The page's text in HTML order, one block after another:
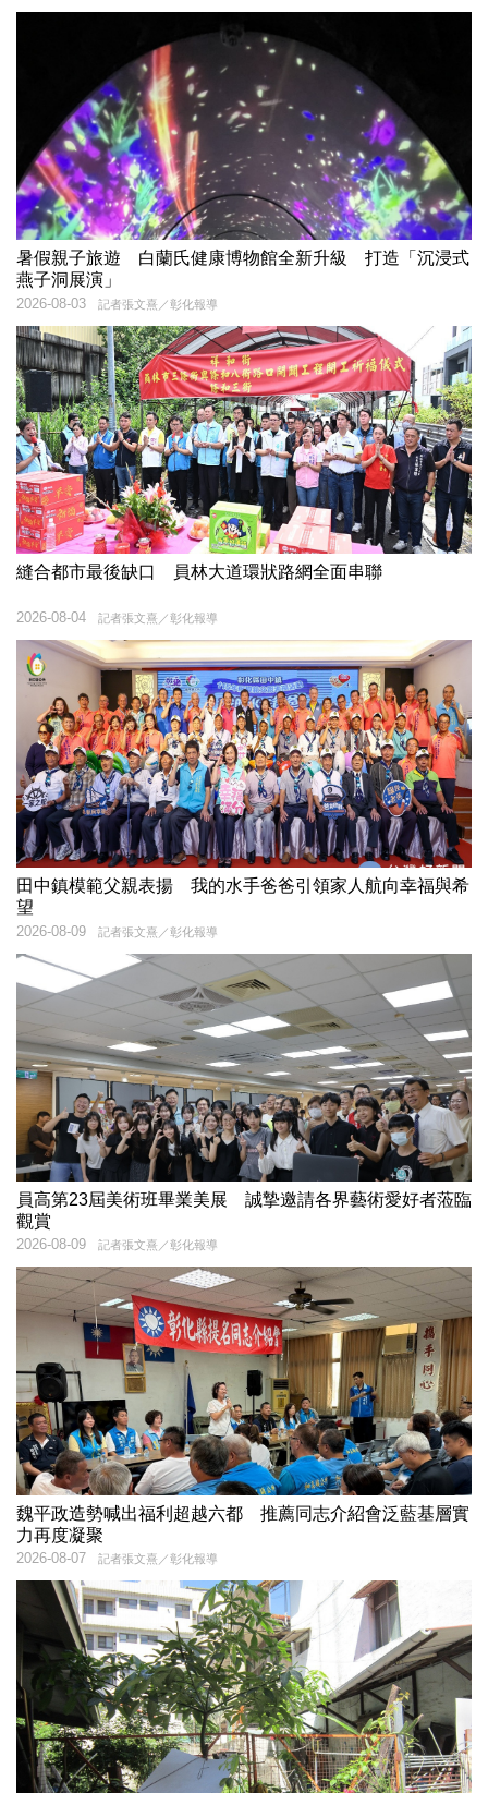
暑假親子旅遊 白蘭氏健康博物館全新升級 打造「沉浸式
燕子洞展演」
記者張文熹／彰化報導
2026-08-03
縫合都市最後缺口 員林大道環狀路網全面串聯
記者張文熹／彰化報導
2026-08-04
田中鎮模範父親表揚 我的水手爸爸引領家人航向幸福與希
望
記者張文熹／彰化報導
2026-08-09
員高第23屆美術班畢業美展 誠摯邀請各界藝術愛好者蒞臨
觀賞
記者張文熹／彰化報導
2026-08-09
魏平政造勢喊出福利超越六都 推薦同志介紹會泛藍基層實
力再度凝聚
記者張文熹／彰化報導
2026-08-07